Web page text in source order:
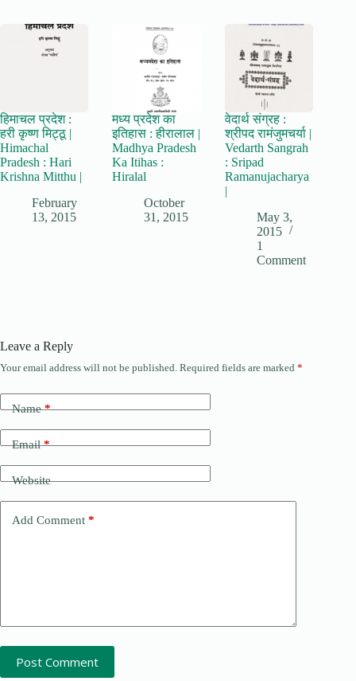
हिमाचल प्रदेश :
हरी कृष्ण मिट्ठू |
Himachal
Pradesh : Hari
Krishna Mitthu |
February
13, 2015
मध्य प्रदेश का
इतिहास : हीरालाल |
Madhya Pradesh
Ka Itihas :
Hiralal
October
31, 2015
वेदार्थ संग्रह :
श्रीपद रामंजुमचर्या |
Vedarth Sangrah
: Sripad
Ramanujacharya
|
May 3,
2015
1
Comment
Leave a Reply
Your email address will not be published. Required fields are marked *
Name*
Email*
Website
Add Comment *
Post Comment